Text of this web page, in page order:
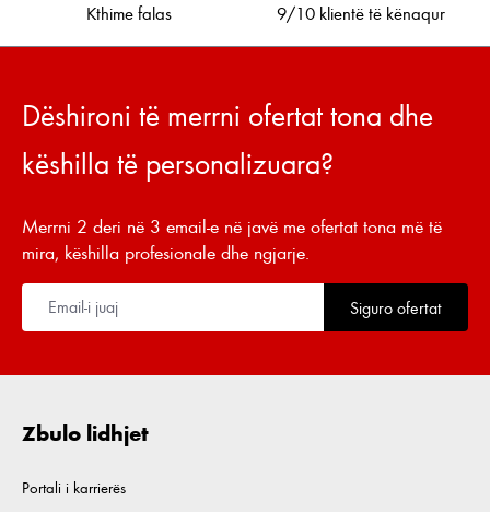
Kthime falas 9/10 klientë të kënaqur
Dëshironi të merrni ofertat tona dhe
këshilla të personalizuara?
Merrni 2 deri në 3 email-e në javë me ofertat tona më të
mira, këshilla profesionale dhe ngjarje.
Siguro ofertat
Zbulo lidhjet
Portali i karrierës